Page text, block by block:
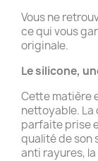
Vous ne
ce qui vous
originale.
Le silicone,
Cette matière
nettoyable. La
parfaite prise
qualité de son
anti rayures,